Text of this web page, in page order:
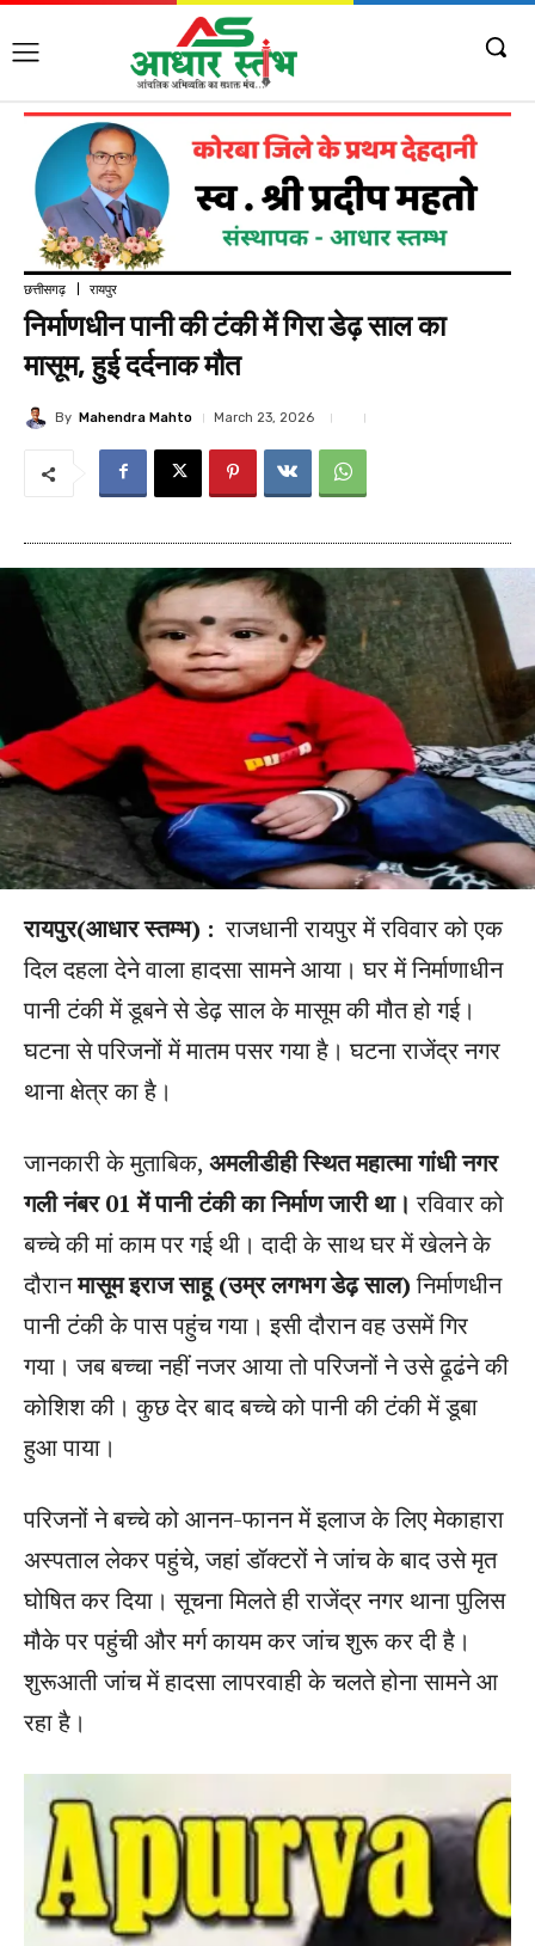
छत्तीसगढ़ रायपुर
निर्माणधीन पानी की टंकी में गिरा डेढ़ साल का
मासूम, हुई दर्दनाक मौत
By Mahendra Mahto March 23, 2026
रायपुर(आधार स्तम्भ) : राजधानी रायपुर में रविवार को एक
दिल दहला देने वाला हादसा सामने आया। घर में निर्माणाधीन
पानी टंकी में डूबने से डेढ़ साल के मासूम की मौत हो गई।
घटना से परिजनों में मातम पसर गया है। घटना राजेंद्र नगर
थाना क्षेत्र का है।
जानकारी के मुताबिक, अमलीडीही स्थित महात्मा गांधी नगर
गली नंबर 01 में पानी टंकी का निर्माण जारी था। रविवार को
बच्चे की मां काम पर गई थी। दादी के साथ घर में खेलने के
दौरानमासूम इराज साहू (उम्र लगभग डेढ़ साल)निर्माणधीन
पानी टंकी के पास पहुंच गया। इसी दौरान वह उसमें गिर
गया। जब बच्चा नहीं नजर आया तो परिजनों ने उसे ढूढंने की
कोशिश की। कुछ देर बाद बच्चे को पानी की टंकी में डूबा
हुआ पाया।
परिजनों ने बच्चे को आनन-फानन में इलाज के लिए मेकाहारा
अस्पताल लेकर पहुंचे, जहां डॉक्टरों ने जांच के बाद उसे मृत
घोषित कर दिया। सूचना मिलते ही राजेंद्र नगर थाना पुलिस
मौके पर पहुंची और मर्ग कायम कर जांच शुरू कर दी है।
शुरूआती जांच में हादसा लापरवाही के चलते होना सामने आ
रहा है।